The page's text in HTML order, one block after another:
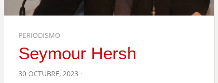
PERIODISMO
Seymour Hersh
POSTED
30 OCTUBRE, 2023